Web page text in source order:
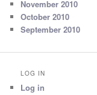
November 2010
October 2010
September 2010
LOG IN
Log in